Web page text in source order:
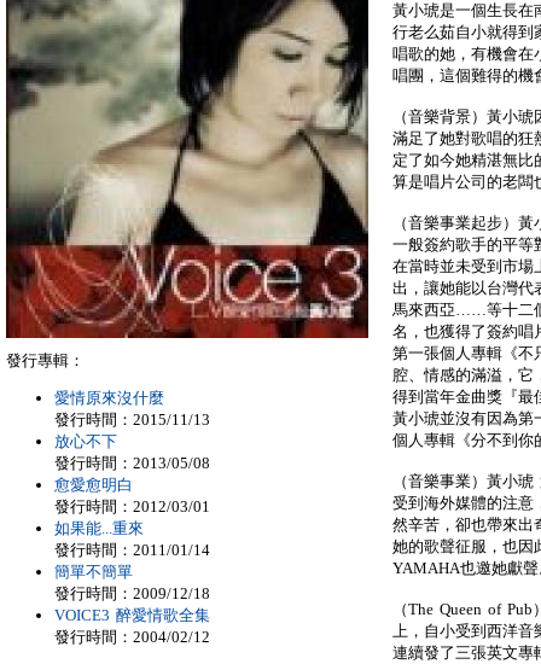
黃小琥是一個生長在
行老么茹自小就得到
唱歌的她，有機會在
唱團，這個難得的機
（音樂背景）黃小
滿足了她對歌唱的狂
定了如今她精湛無比
算是唱片公司的老闆
（音樂事業起步）
一般簽約歌手的平等
在當時並未受到市場
出，讓她能以台灣代
馬來西亞……等十二
名，也獲得了簽約唱
第一張個人專輯《不
腔、情感的滿溢，它
得到當年金曲獎『最
黃小琥並沒有因為第
個人專輯《分不到你
（音樂事業）黃小
受到海外媒體的注意
然辛苦，卻也帶來出
她的歌聲征服，也因
YAMAHA也邀她獻
（The Queen of
上，自小受到西洋音
連續發了三張英文專
發行專輯：
愛情原來沒什麼
發行時間：2015/11/13
放心不下
發行時間：2013/05/08
愈愛愈明白
發行時間：2012/03/01
如果能...重來
發行時間：2011/01/14
簡單不簡單
發行時間：2009/12/18
VOICE3 醉愛情歌全集
發行時間：2004/02/12